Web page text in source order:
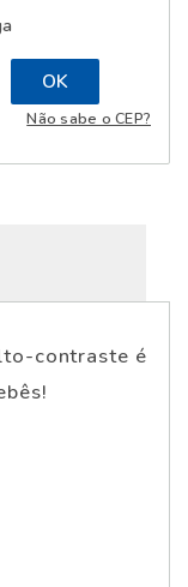
Não sabe o CEP?
contraste é